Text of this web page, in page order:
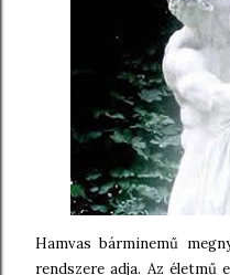
Hamvas bárminemű
rendszere adja. Az életmű